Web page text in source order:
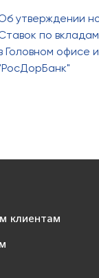
утверждении
по
Головном офисе
клиентам